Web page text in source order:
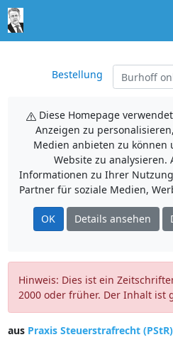
Bestellung
Diese Homepage
Anzeigen zu
Medien anbieten zu
Website zu analysieren.
Informationen zu Ihrer
Partner für soziale Medien,
OK Details ansehen
Hinweis: Dies ist ein
2000 oder früher. Der Inhalt ist
aus Praxis Steuerstrafrecht (PStR)